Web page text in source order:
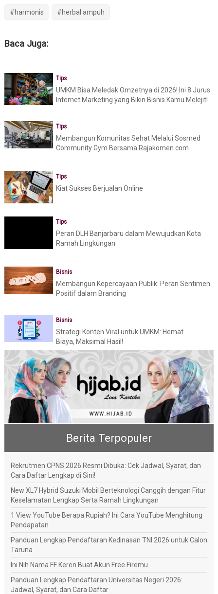
#harmonis #herbal ampuh
Baca Juga:
Tips
UMKM Bisa Meledak Omzetnya di 2026! Ini 8 Jurus
Internet Marketing yang Bikin Bisnis Kamu Melejit!
Tips
Membangun Komunitas Sehat Melalui Sosmed
Community Gym Bersama Rajakomen.com
Tips
Kiat Sukses Berjualan Online
Tips
Peran DLH Banjarbaru dalam Mewujudkan Kota
Ramah Lingkungan
Bisnis
Membangun Kepercayaan Publik: Peran Sentimen
Positif dalam Branding
Bisnis
Strategi Konten Viral untuk UMKM: Hemat
Biaya, Maksimal Hasil!
Berita Terpopuler
Rekrutmen CPNS 2026 Resmi Dibuka: Cek Jadwal, Syarat, dan
Cara Daftar Lengkap di Sini!
New XL7 Hybrid Suzuki Mobil Berteknologi Canggih dengan Fitur
Keselamatan Lengkap Serta Ramah Lingkungan
1 View YouTube Berapa Rupiah? Ini Cara YouTube Menghitung
Pendapatan
Panduan Lengkap Pendaftaran Kedinasan TNI 2026 untuk Calon
Taruna
Ini Nih Nama FF Keren Buat Akun Free Firemu
Panduan Lengkap Pendaftaran Universitas Negeri 2026:
Jadwal, Syarat, dan Cara Daftar